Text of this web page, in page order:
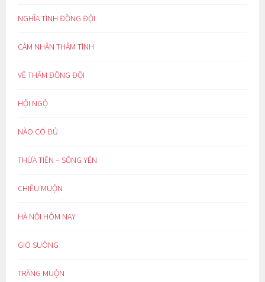
NGHĨA TÌNH ĐỒNG ĐỘI
CẢM NHẬN THÂM TÌNH
VỀ THĂM ĐỒNG ĐỘI
HỘI NGỘ
NÀO CÓ ĐỦ
THỪA TIỀN – SỐNG YÊN
CHIỀU MUỘN
HÀ NỘI HÔM NAY
GIÓ SUÔNG
TRĂNG MUỘN